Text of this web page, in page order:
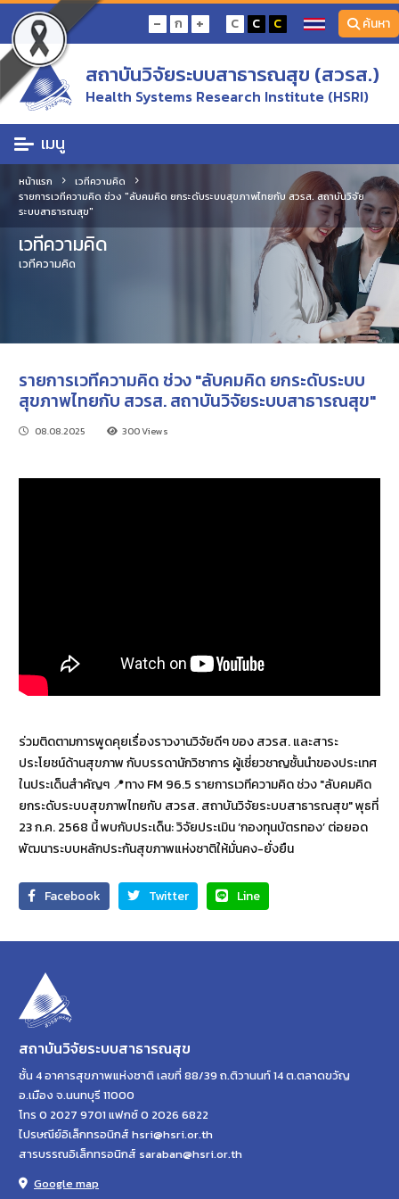
- ก + C C C ค้นหา
สถาบันวิจัยระบบสาธารณสุข (สวรส.)
Health Systems Research Institute (HSRI)
เมนู
หน้าแรก
เวทีความคิด
รายการเวทีความคิด ช่วง "ลับคมคิด ยกระดับระบบสุขภาพไทยกับ สวรส. สถาบันวิจัย
ระบบสาธารณสุข"
เวทีความคิด
เวทีความคิด
รายการเวทีความคิด ช่วง "ลับคมคิด ยกระดับระบบ
สุขภาพไทยกับ สวรส. สถาบันวิจัยระบบสาธารณสุข"
08.08.2025 300 Views
ร่วมติดตามการพูดคุยเรื่องราวงานวิจัยดีๆ ของ สวรส. และสาระ
ประโยชน์ด้านสุขภาพ กับบรรดานักวิชาการ ผู้เชี่ยวชาญชั้นนำของประเทศ
ในประเด็นสำคัญๆ 📍ทาง FM 96.5 รายการเวทีความคิด ช่วง "ลับคมคิด
ยกระดับระบบสุขภาพไทยกับ สวรส. สถาบันวิจัยระบบสาธารณสุข" พุธที่
23 ก.ค. 2568 นี้ พบกับประเด็น: วิจัยประเมิน ‘กองทุนบัตรทอง’ ต่อยอด
พัฒนาระบบหลักประกันสุขภาพแห่งชาติให้มั่นคง-ยั่งยืน
Facebook Twitter Line
สถาบันวิจัยระบบสาธารณสุข
ชั้น 4 อาคารสุขภาพแห่งชาติ เลขที่ 88/39 ถ.ติวานนท์ 14 ต.ตลาดขวัญ
อ.เมือง จ.นนทบุรี 11000
โทร 0 2027 9701 แฟกซ์ 0 2026 6822
ไปรษณีย์อิเล็กทรอนิกส์ hsri@hsri.or.th
สารบรรณอิเล็กทรอนิกส์ saraban@hsri.or.th
Google map